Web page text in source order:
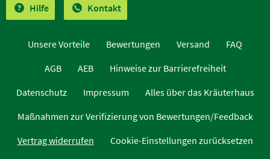
Hilfe Kontakt
Unsere Vorteile Bewertungen Versand
FAQ
AGB
AEB
Hinweise zur Barrierefreiheit
Datenschutz
Impressum
Alles über das Kräuterhaus
Maßnahmen zur Verifizierung von Bewertungen/Feedback
Vertrag widerrufen
Cookie-Einstellungen zurücksetzen